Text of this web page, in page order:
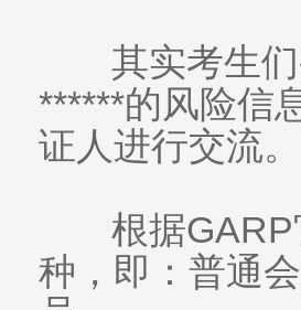
其实考生们
******的风险信
证人进行交流。
根据GARP
种，即：普通